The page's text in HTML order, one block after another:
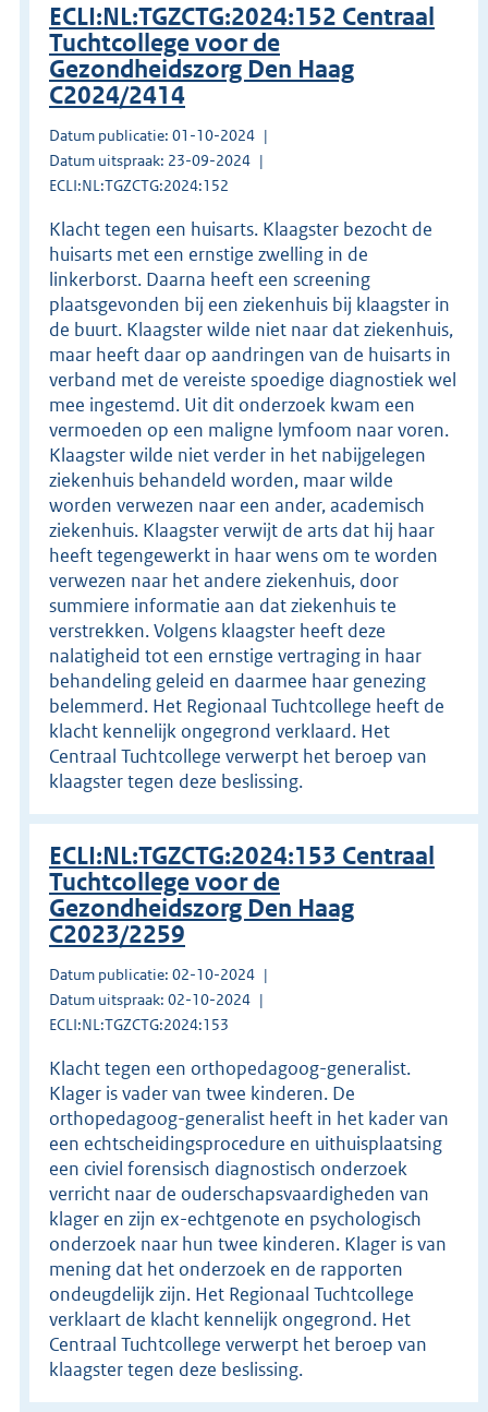
ECLI:NL:TGZCTG:2024:152 Centraal
Tuchtcollege voor de
Gezondheidszorg Den Haag
C2024/2414
Datum publicatie: 01-10-2024
Datum uitspraak: 23-09-2024
ECLI:NL:TGZCTG:2024:152
Klacht tegen een huisarts. Klaagster bezocht de
huisarts met een ernstige zwelling in de
linkerborst. Daarna heeft een screening
plaatsgevonden bij een ziekenhuis bij klaagster in
de buurt. Klaagster wilde niet naar dat ziekenhuis,
maar heeft daar op aandringen van de huisarts in
verband met de vereiste spoedige diagnostiek wel
mee ingestemd. Uit dit onderzoek kwam een
vermoeden op een maligne lymfoom naar voren.
Klaagster wilde niet verder in het nabijgelegen
ziekenhuis behandeld worden, maar wilde
worden verwezen naar een ander, academisch
ziekenhuis. Klaagster verwijt de arts dat hij haar
heeft tegengewerkt in haar wens om te worden
verwezen naar het andere ziekenhuis, door
summiere informatie aan dat ziekenhuis te
verstrekken. Volgens klaagster heeft deze
nalatigheid tot een ernstige vertraging in haar
behandeling geleid en daarmee haar genezing
belemmerd. Het Regionaal Tuchtcollege heeft de
klacht kennelijk ongegrond verklaard. Het
Centraal Tuchtcollege verwerpt het beroep van
klaagster tegen deze beslissing.
ECLI:NL:TGZCTG:2024:153 Centraal
Tuchtcollege voor de
Gezondheidszorg Den Haag
C2023/2259
Datum publicatie: 02-10-2024
Datum uitspraak: 02-10-2024
ECLI:NL:TGZCTG:2024:153
Klacht tegen een orthopedagoog-generalist.
Klager is vader van twee kinderen. De
orthopedagoog-generalist heeft in het kader van
een echtscheidingsprocedure en uithuisplaatsing
een civiel forensisch diagnostisch onderzoek
verricht naar de ouderschapsvaardigheden van
klager en zijn ex-echtgenote en psychologisch
onderzoek naar hun twee kinderen. Klager is van
mening dat het onderzoek en de rapporten
ondeugdelijk zijn. Het Regionaal Tuchtcollege
verklaart de klacht kennelijk ongegrond. Het
Centraal Tuchtcollege verwerpt het beroep van
klaagster tegen deze beslissing.